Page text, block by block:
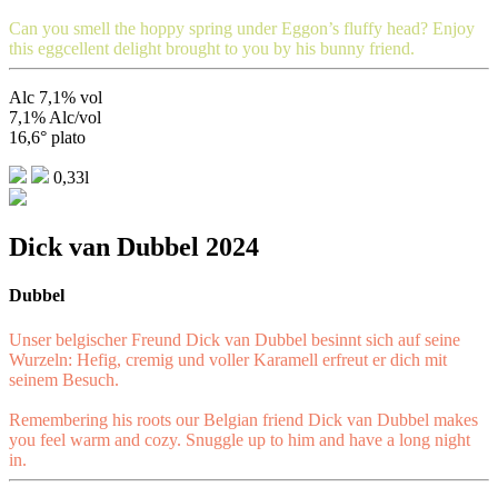
Can you smell the hoppy spring under Eggon’s fluffy head? Enjoy
this eggcellent delight brought to you by his bunny friend.
Alc 7,1% vol
7,1% Alc/vol
16,6° plato
0,33l
Dick van Dubbel 2024
Dubbel
Unser belgischer Freund Dick van Dubbel besinnt sich auf seine
Wurzeln: Hefig, cremig und voller Karamell erfreut er dich mit
seinem Besuch.
Remembering his roots our Belgian friend Dick van Dubbel makes
you feel warm and cozy. Snuggle up to him and have a long night
in.